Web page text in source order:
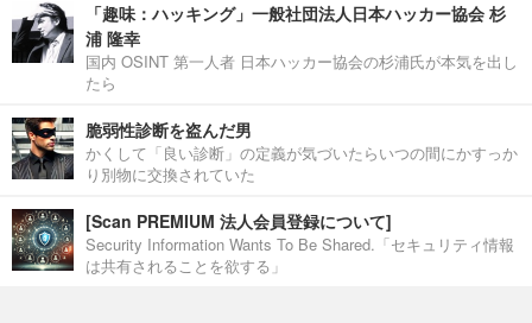
「趣味：ハッキング」一般社団法人日本ハッカー協会 杉
浦 隆幸
国内 OSINT 第一人者 日本ハッカー協会の杉浦氏が本気を出し
たら
脆弱性診断を盗んだ男
かくして「良い診断」の定義が気づいたらいつの間にかすっか
り別物に交換されていた
[Scan PREMIUM 法人会員登録について]
Security Information Wants To Be Shared.「セキュリティ情報
は共有されることを欲する」